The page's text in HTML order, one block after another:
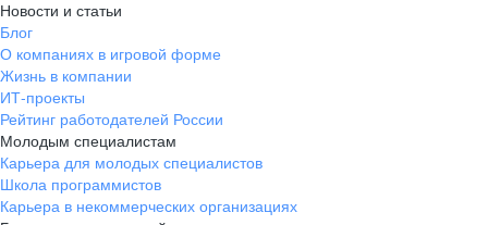
Новости и статьи
Блог
О компаниях в игровой форме
Жизнь в компании
ИТ-проекты
Рейтинг работодателей России
Молодым специалистам
Карьера для молодых специалистов
Школа программистов
Карьера в некоммерческих организациях